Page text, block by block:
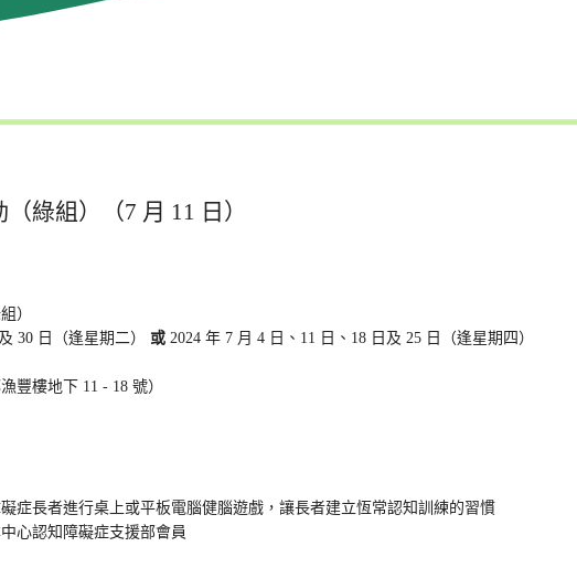
綠組）（7 月 11 日）
）
30 日（逢星期二） 或 2024 年 7 月 4 日、11 日、18 日及 25 日（逢星期四）
樓地下 11 - 18 號）
症長者進行桌上或平板電腦健腦遊戲，讓長者建立恆常認知訓練的習慣
認知障礙症支援部會員